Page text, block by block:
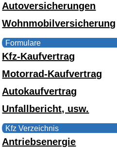
Autoversicherungen
Wohnmobilversicherung
Formulare
Kfz-Kaufvertrag
Motorrad-Kaufvertrag
Autokaufvertrag
Unfallbericht, usw.
Kfz Verzeichnis
Antriebsenergie